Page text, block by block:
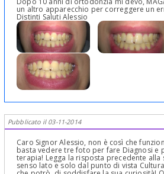
un altro apparecchio per correggere un
Distinti Saluti Alessio
Pubblicato il 03-11-2014
Caro Signor Alessio, non è così che
basta vedere tre foto per fare Diagnosi e
terapia! Legga la risposta precedente alla
senso lato e solo dal punto di vista